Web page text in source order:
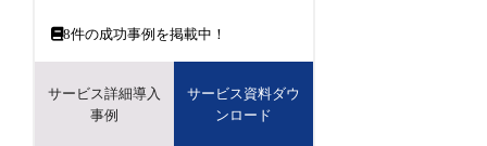
8件の成功事例を掲載中！
サービス詳細導入
事例
サービス資料ダウ
ンロード